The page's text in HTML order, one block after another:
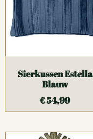
Sierkussen Estella
Blauw
€54,99